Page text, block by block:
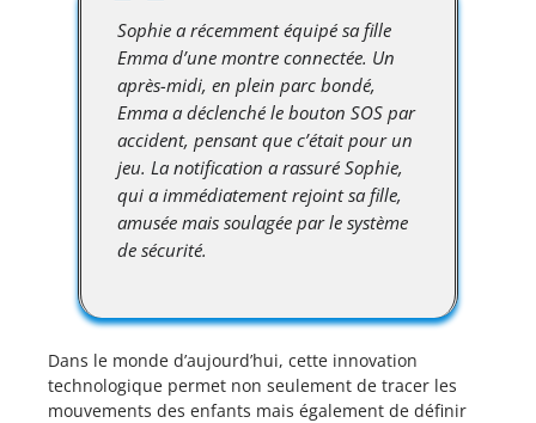
Sophie a récemment équipé sa fille
Emma d’une montre connectée. Un
après-midi, en plein parc bondé,
Emma a déclenché le bouton SOS par
accident, pensant que c’était pour un
jeu. La notification a rassuré Sophie,
qui a immédiatement rejoint sa fille,
amusée mais soulagée par le système
de sécurité.
Dans le monde d’aujourd’hui, cette innovation
technologique permet non seulement de tracer les
mouvements des enfants mais également de définir